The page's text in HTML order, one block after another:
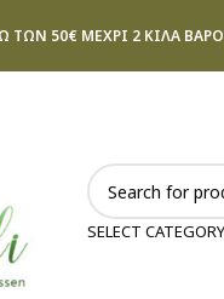
50€ ΜΕΧΡΙ 2 ΚΙΛΑ
SELECT CATEGORY